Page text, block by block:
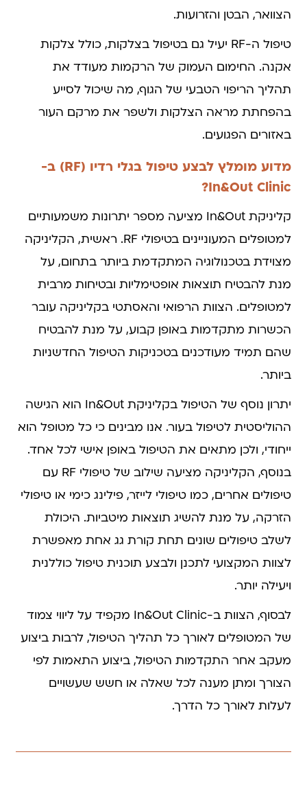
הצוואר, הבטן והזרועות.
טיפול ה-RF יעיל גם בטיפול בצלקות, כולל צלקות
אקנה. החימום העמוק של הרקמות מעודד את
תהליך הריפוי הטבעי של הגוף, מה שיכול לסייע
בהפחתת מראה הצלקות ולשפר את מרקם העור
באזורים הפגועים.
מדוע מומלץ לבצע טיפול בגלי רדיו (RF) ב-
In&Out Clinic?
קליניקת In&Out מציעה מספר יתרונות משמעותיים
למטופלים המעוניינים בטיפולי RF. ראשית, הקליניקה
מצוידת בטכנולוגיה המתקדמת ביותר בתחום, על
מנת להבטיח תוצאות אופטימליות ובטיחות מרבית
למטופלים. הצוות הרפואי והאסתטי בקליניקה עובר
הכשרות מתקדמות באופן קבוע, על מנת להבטיח
שהם תמיד מעודכנים בטכניקות הטיפול החדשניות
ביותר.
יתרון נוסף של הטיפול בקליניקת In&Out הוא הגישה
ההוליסטית לטיפול בעור. אנו מבינים כי כל מטופל הוא
ייחודי, ולכן מתאים את הטיפול באופן אישי לכל אחד.
בנוסף, הקליניקה מציעה שילוב של טיפולי RF עם
טיפולים אחרים, כמו טיפולי לייזר, פילינג כימי או טיפולי
הזרקה, על מנת להשיג תוצאות מיטביות. היכולת
לשלב טיפולים שונים תחת קורת גג אחת מאפשרת
לצוות המקצועי לתכנן ולבצע תוכנית טיפול כוללנית
ויעילה יותר.
לבסוף, הצוות ב-In&Out Clinic מקפיד על ליווי צמוד
של המטופלים לאורך כל תהליך הטיפול, לרבות ביצוע
מעקב אחר התקדמות הטיפול, ביצוע התאמות לפי
הצורך ומתן מענה לכל שאלה או חשש שעשויים
לעלות לאורך כל הדרך.